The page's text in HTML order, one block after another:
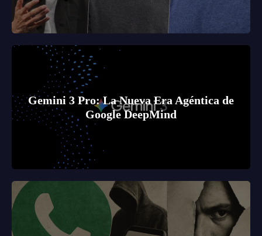
Gemini 3 Pro: La Nueva Era Agéntica de
Google DeepMind